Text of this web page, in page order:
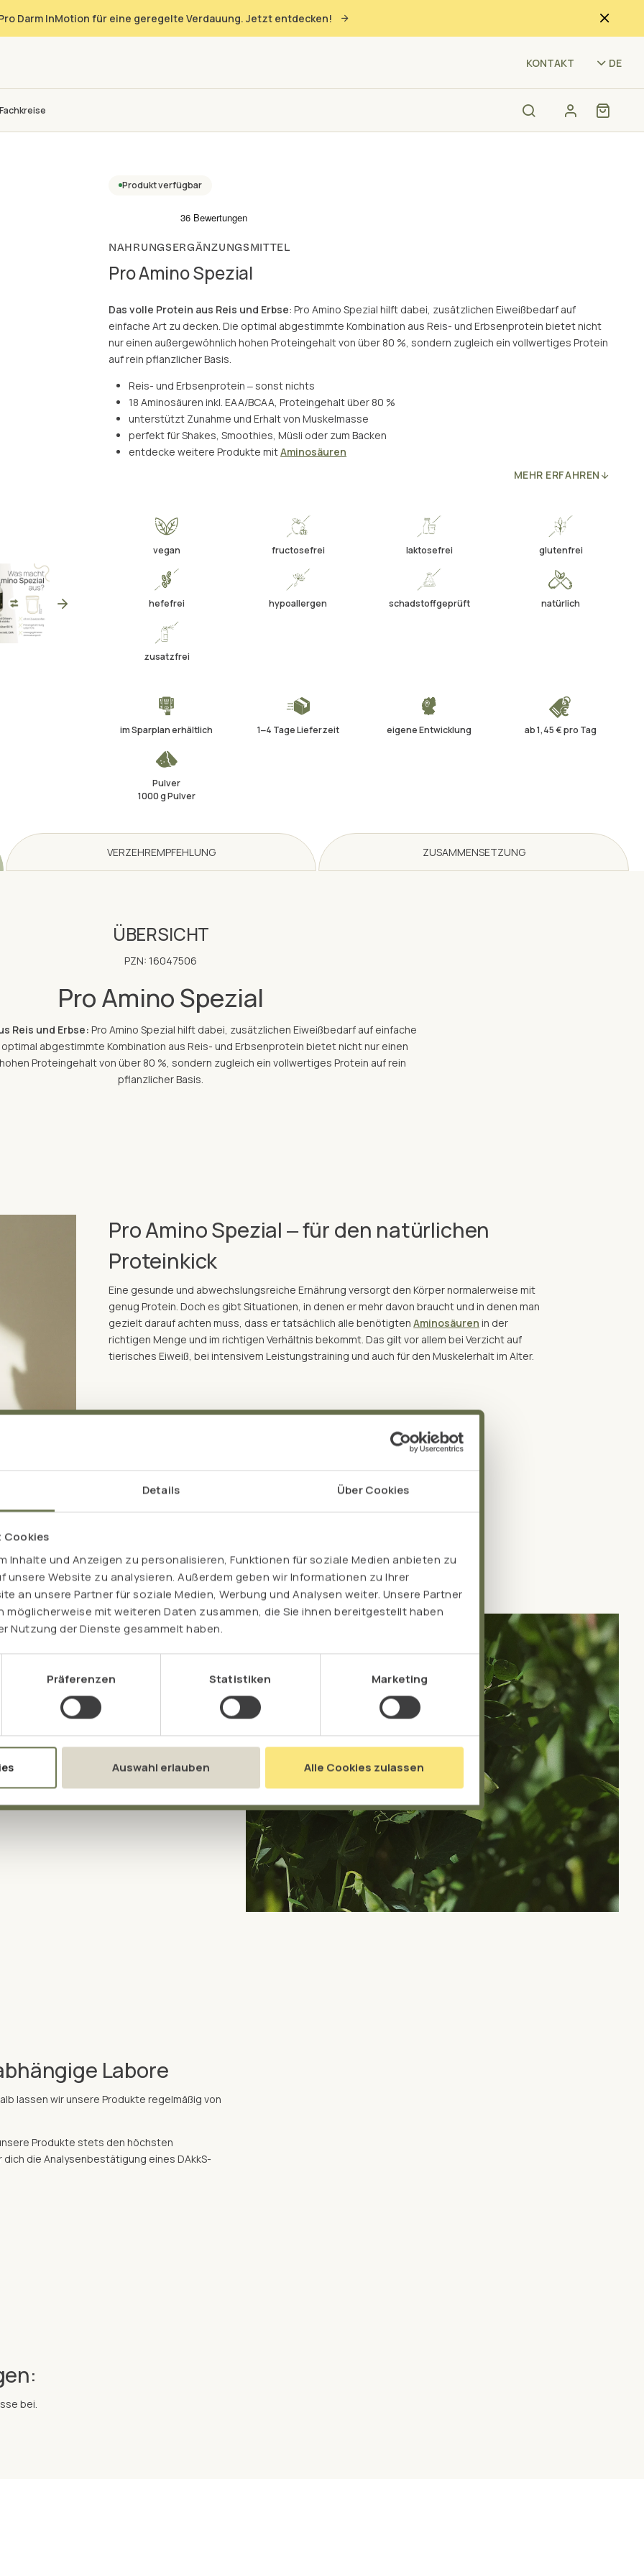
Details Über Cookies
Cookies
Inhalte und Anzeigen zu personalisieren, Funktionen für soziale Medien anbieten zu
unsere Website zu analysieren. Außerdem geben wir Informationen zu Ihrer
an unsere Partner für soziale Medien, Werbung und Analysen weiter. Unsere Partner
möglicherweise mit weiteren Daten zusammen, die Sie ihnen bereitgestellt haben
Nutzung der Dienste gesammelt haben.
Präferenzen Statistiken Marketing
Auswahl erlauben Alle Cookies zulassen
Darm InMotion für eine geregelte Verdauung. Jetzt entdecken!
KONTAKT DE
Fachkreise
Produkt verfügbar
NAHRUNGSERGÄNZUNGSMITTEL
Pro Amino Spezial
Das volle Protein aus Reis und Erbse: Pro Amino Spezial hilft dabei, zusätzlichen Eiweißbedarf auf
einfache Art zu decken. Die optimal abgestimmte Kombination aus Reis- und Erbsenprotein bietet nicht
nur einen außergewöhnlich hohen Proteingehalt von über 80 %, sondern zugleich ein vollwertiges Protein
auf rein pflanzlicher Basis.
Reis- und Erbsenprotein ‒ sonst nichts
18 Aminosäuren inkl. EAA/BCAA, Proteingehalt über 80 %
unterstützt Zunahme und Erhalt von Muskelmasse
perfekt für Shakes, Smoothies, Müsli oder zum Backen
entdecke weitere Produkte mitAminosäuren
MEHR ERFAHREN
vegan fructosefrei laktosefrei glutenfrei
hefefrei hypoallergen schadstoffgeprüft natürlich
zusatzfrei
im Sparplan erhältlich 1‒4 Tage Lieferzeit eigene Entwicklung ab 1,45 € pro Tag
Pulver
1000 g Pulver
VERZEHREMPFEHLUNG ZUSAMMENSETZUNG
ÜBERSICHT
PZN: 16047506
Pro Amino Spezial
Reis und Erbse: Pro Amino Spezial hilft dabei, zusätzlichen Eiweißbedarf auf einfache
abgestimmte Kombination aus Reis- und Erbsenprotein bietet nicht nur einen
Proteingehalt von über 80 %, sondern zugleich ein vollwertiges Protein auf rein
pflanzlicher Basis.
Pro Amino Spezial ‒ für den natürlichen
Proteinkick
Eine gesunde und abwechslungsreiche Ernährung versorgt den Körper normalerweise mit
genug Protein. Doch es gibt Situationen, in denen er mehr davon braucht und in denen man
gezielt darauf achten muss, dass er tatsächlich alle benötigtenAminosäuren in der
richtigen Menge und im richtigen Verhältnis bekommt. Das gilt vor allem bei Verzicht auf
tierisches Eiweiß, bei intensivem Leistungstraining und auch für den Muskelerhalt im Alter.
Beide haben ein
„Muskel-Aminosäuren”
Beispiel Milch- oder
genau die Aminosäuren
essentielles Methionin,
Labore
lassen wir unsere Produkte regelmäßig von
Produkte stets den höchsten
die Analysenbestätigung eines DAkkS-
bei.